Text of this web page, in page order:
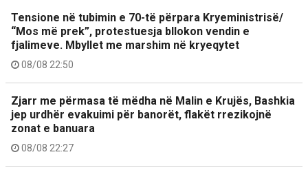
Tensione në tubimin e 70-të përpara Kryeministrisë/
“Mos më prek”, protestuesja bllokon vendin e
fjalimeve. Mbyllet me marshim në kryeqytet
08/08 22:50
Zjarr me përmasa të mëdha në Malin e Krujës, Bashkia
jep urdhër evakuimi për banorët, flakët rrezikojnë
zonat e banuara
08/08 22:27